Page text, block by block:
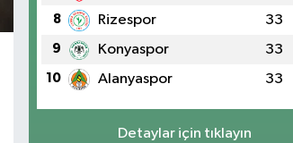
8 Rizespor 33
9 Konyaspor 33
10 Alanyaspor 33
Detaylar için tıklayın